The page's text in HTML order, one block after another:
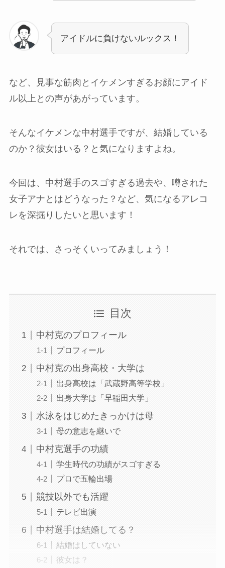
アイドルに負けないルックス！
など、見事な筋肉とイケメンすぎるお顔にアイド
ル以上との声があがっています。
そんなイケメンな中村選手ですが、結婚している
のか？彼女はいる？と気になりますよね。
今回は、中村選手のスゴすぎる過去や、噂された
女子アナとはどうなった？など、気になるアレコ
レを深掘りしたいと思います！
それでは、さっそくいってみましょう！
目次
中村克のプロフィール
プロフィール
中村克の出身高校・大学は
出身高校は「武蔵野高等学校」
出身大学は「早稲田大学」
水泳をはじめたきっかけは母
母の意志を継いで
中村克選手の功績
学生時代の功績がスゴすぎる
プロで五輪出場
競技以外でも活躍
テレビ出演
中村選手は結婚してる？
結婚はしていない
彼女は？